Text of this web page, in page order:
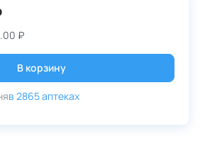
₽
В корзину
в 2865 аптеках